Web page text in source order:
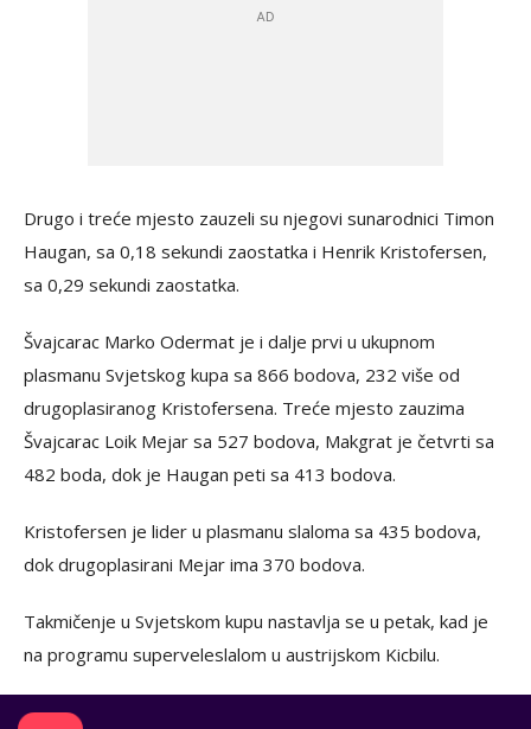
Drugo i treće mjesto zauzeli su njegovi sunarodnici Timon
Haugan, sa 0,18 sekundi zaostatka i Henrik Kristofersen,
sa 0,29 sekundi zaostatka.
Švajcarac Marko Odermat je i dalje prvi u ukupnom
plasmanu Svjetskog kupa sa 866 bodova, 232 više od
drugoplasiranog Kristofersena. Treće mjesto zauzima
Švajcarac Loik Mejar sa 527 bodova, Makgrat je četvrti sa
482 boda, dok je Haugan peti sa 413 bodova.
Kristofersen je lider u plasmanu slaloma sa 435 bodova,
dok drugoplasirani Mejar ima 370 bodova.
Takmičenje u Svjetskom kupu nastavlja se u petak, kad je
na programu superveleslalom u austrijskom Kicbilu.